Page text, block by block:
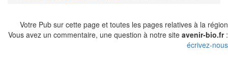
Votre Pub sur cette page et toutes les pages relatives à la région
Vous avez un commentaire, une question à notre site avenir-bio.fr:
écrivez-nous